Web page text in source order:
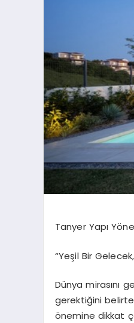
TanyerYapı
“Yeşil Bir
Dünya mirasını
gerektiğini
önemine dikkat